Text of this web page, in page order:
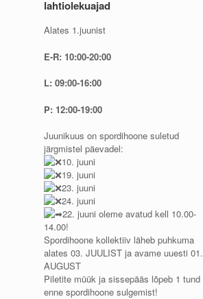
lahtiolekuajad
Alates 1.juunist
E-R: 10:00-20:00
L: 09:00-16:00
P: 12:00-19:00
Juunikuus on spordihoone suletud
järgmistel päevadel:
10. juuni
19. juuni
23. juuni
24. juuni
22. juuni oleme avatud kell 10.00-
14.00!
Spordihoone kollektiiv läheb puhkuma
alates 03. JUULIST ja avame uuesti 01.
AUGUST
Piletite müük ja sissepääs lõpeb 1 tund
enne spordihoone sulgemist!